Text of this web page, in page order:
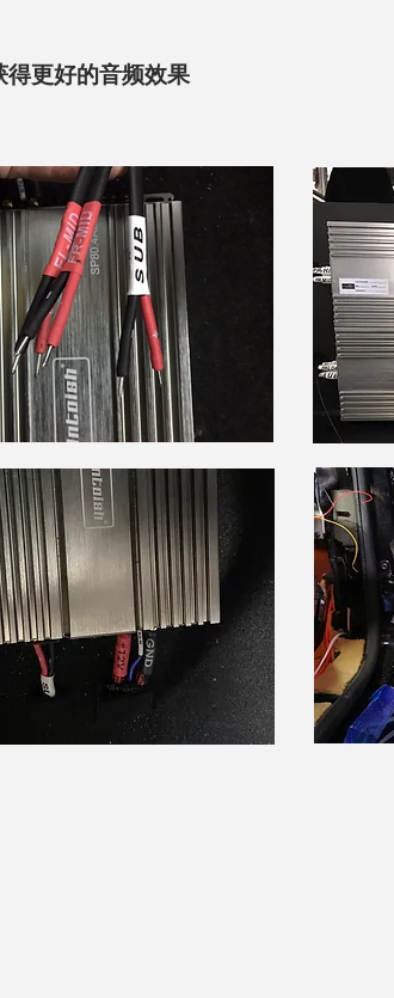
得更好的音频效果